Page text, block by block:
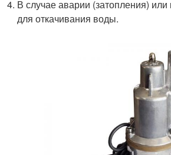
В случае аварии (затопления)
для откачивания воды.